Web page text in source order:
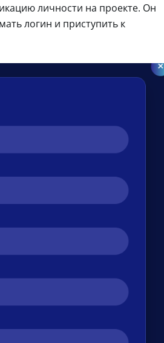
личности на проекте. Он
логин и приступить к